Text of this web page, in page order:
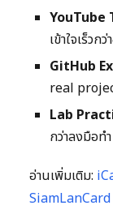
เข้าใจเร็วกว่
GitHub
real
Lab
กว่าลงมือทำ
อ่านเพิ่มเติม:
SiamLanCard